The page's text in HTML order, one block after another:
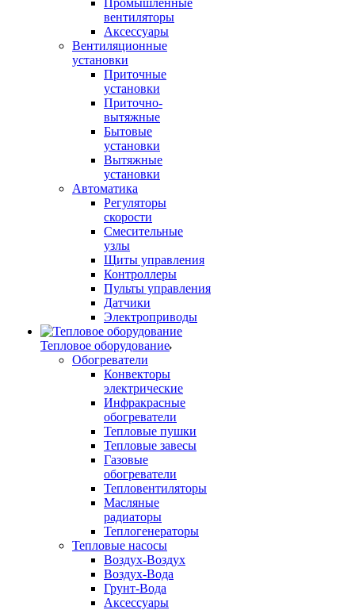
Промышленные
вентиляторы
Аксессуары
Вентиляционные
установки
Приточные
установки
Приточно-
вытяжные
Бытовые
установки
Вытяжные
установки
Автоматика
Регуляторы
скорости
Смесительные
узлы
Щиты управления
Контроллеры
Пульты управления
Датчики
Электроприводы
Тепловое оборудование
Обогреватели
Конвекторы
электрические
Инфракрасные
обогреватели
Тепловые пушки
Тепловые завесы
Газовые
обогреватели
Тепловентиляторы
Масляные
радиаторы
Теплогенераторы
Тепловые насосы
Воздух-Воздух
Воздух-Вода
Грунт-Вода
Аксессуары